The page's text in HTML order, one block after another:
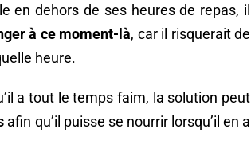
en dehors de ses heures de repas, il
à ce moment-là, car il risquerait de
heure.
a tout le temps faim, la solution peut
afin qu’il puisse se nourrir lorsqu’il en a